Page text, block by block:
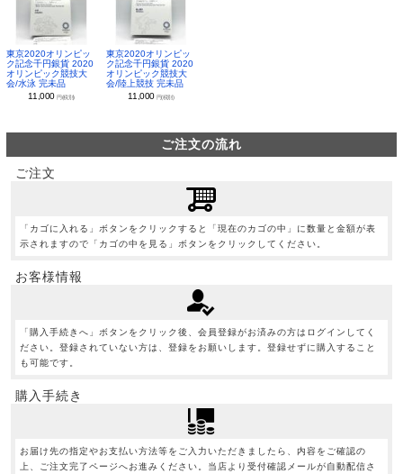
東京2020オリンピッ
ク記念千円銀貨 2020
オリンピック競技大
会/水泳 完未品
11,000円(税別)
東京2020オリンピッ
ク記念千円銀貨 2020
オリンピック競技大
会/陸上競技 完未品
11,000 円(税別)
ご注文の流れ
ご注文
「カゴに入れる」ボタンをクリックすると「現在のカゴの中」に数量と金額が表
示されますので「カゴの中を見る」ボタンをクリックしてください。
お客様情報
「購入手続きへ」ボタンをクリック後、会員登録がお済みの方はログインしてく
ださい。登録されていない方は、登録をお願いします。登録せずに購入すること
も可能です。
購入手続き
お届け先の指定やお支払い方法等をご入力いただきましたら、内容をご確認の
上、ご注文完了ページへお進みください。当店より受付確認メールが自動配信さ